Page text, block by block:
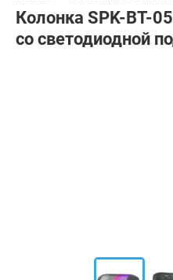
Колонка SPK-BT-
со светодиодной